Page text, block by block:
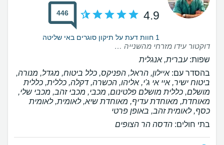
4.9
446
1 חוות דעת על תיקון סוגרים באי שליטה
דוקטור עידו מזרחי מהשנייה הראשונה שהייתי אצלו נותן הרגשה טובה עונה על כל שאלה מסביר על הכל כל כך יפה ולא מלחיץ הצוות שלו כולם ממש אחד אחד הניתוח עבר בשלום אין ידיים כאלה ממש ידיי ה׳ אין מילים חוץ מתודה לדוקטור מזרחי על ניתוח מושלם מרגיש כאילו נולדתי מחדש 🙏🙏❤️❤️❤️
שפות:עברית, אנגלית
בהסדר עם:איילון, הראל, הפניקס, כלל ביטוח, מגדל, מנורה,
ביטוח ישיר, איי אי ג'י, אליהו, הכשרה, דקלה, כללית, כללית
מושלם, כללית מושלם פלטינום, מכבי, מכבי זהב, מכבי שלי,
מאוחדת, מאוחדת עדיף, מאוחדת שיא, לאומית, לאומית
כסף, לאומית זהב, באופן פרטי
בתי חולים: הדסה הר הצופים